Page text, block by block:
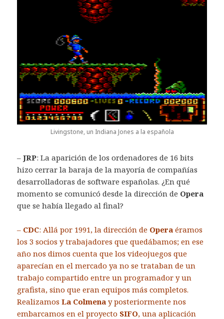
Livingstone, un Indiana Jones a la española
–JRP: La aparición de los ordenadores de 16 bits
hizo cerrar la baraja de la mayoría de compañías
desarrolladoras de software españolas. ¿En qué
momento se comunicó desde la dirección de Opera
que se había llegado al final?
– CDC: Allá por 1991, la dirección de Opera éramos
los 3 socios y trabajadores que quedábamos; en ese
año nos dimos cuenta que los videojuegos que
aparecían en el mercado ya no se trataban de un
trabajo compartido entre un programador y un
grafista, sino que eran equipos más completos.
RealizamosLa Colmena y posteriormente nos
embarcamos en el proyecto SIFO, una aplicación